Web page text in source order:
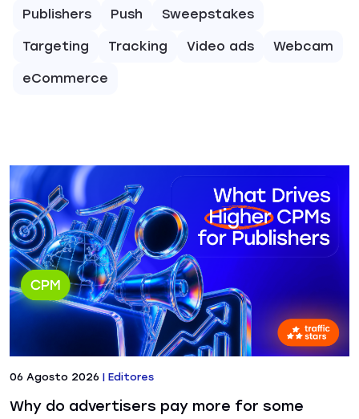
Publishers Push Sweepstakes
Targeting Tracking Video ads Webcam
eCommerce
06 Agosto 2026 | Editores
Why do advertisers pay more for some